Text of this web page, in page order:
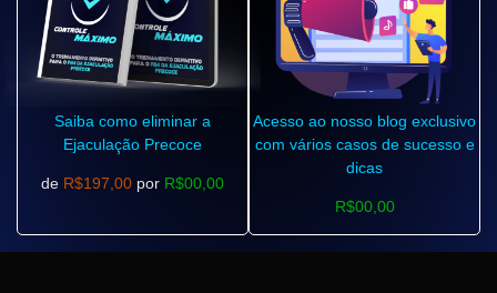
Saiba como eliminar a
Ejaculação Precoce
de R$197,00 por R$00,00
Acesso ao nosso blog exclusivo
com vários casos de sucesso e
dicas
R$00,00